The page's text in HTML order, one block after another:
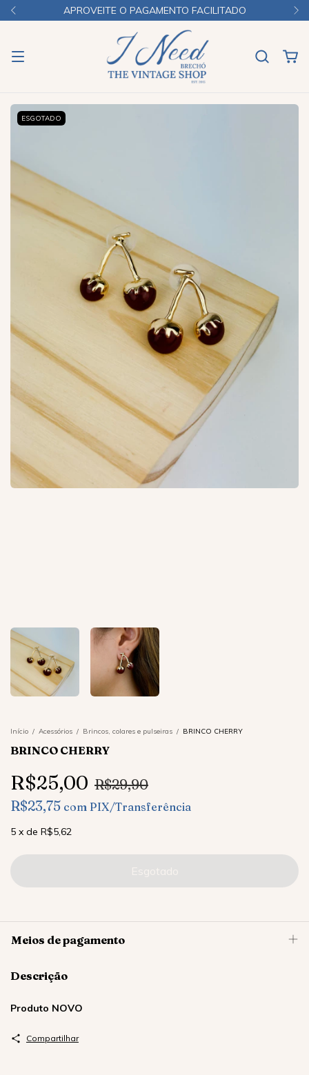
APROVEITE O PAGAMENTO FACILITADO
ESGOTADO
Início / Acessórios / Brincos, colares e pulseiras / BRINCO CHERRY
BRINCO CHERRY
R$25,00 R$29,90
R$23,75 com PIX/Transferência
5 x de R$5,62
Meios de pagamento
Descrição
Produto NOVO
Compartilhar